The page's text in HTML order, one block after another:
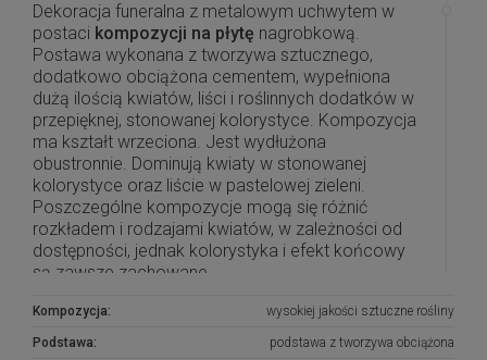
Dekoracja funeralna z metalowym uchwytem w
postaci kompozycji na płytę nagrobkową.
Postawa wykonana z tworzywa sztucznego,
dodatkowo obciążona cementem, wypełniona
dużą ilością kwiatów, liści i roślinnych dodatków w
przepięknej, stonowanej kolorystyce. Kompozycja
ma kształt wrzeciona. Jest wydłużona
obustronnie. Dominują kwiaty w stonowanej
kolorystyce oraz liście w pastelowej zieleni.
Poszczególne kompozycje mogą się różnić
rozkładem i rodzajami kwiatów, w zależności od
dostępności, jednak kolorystyka i efekt końcowy
są zawsze zachowane.
Piękna i oryginalna dekoracja jest doskonałą
formą wyrażenia pamięci o bliskich. Wyszukana
Kompozycja: wysokiej jakości sztuczne rośliny
Podstawa: podstawa z tworzywa obciążona